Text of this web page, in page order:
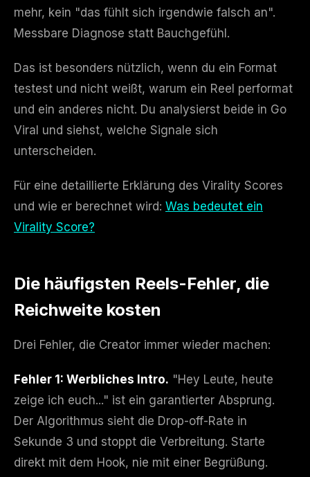
mehr, kein "das fühlt sich irgendwie falsch an".
Messbare Diagnose statt Bauchgefühl.
Das ist besonders nützlich, wenn du ein Format
testest und nicht weißt, warum ein Reel performat
und ein anderes nicht. Du analysierst beide in Go
Viral und siehst, welche Signale sich
unterscheiden.
Für eine detaillierte Erklärung des Virality Scores
und wie er berechnet wird: Was bedeutet ein
Virality Score?
Die häufigsten Reels-Fehler, die
Reichweite kosten
Drei Fehler, die Creator immer wieder machen:
Fehler 1: Werbliches Intro. "Hey Leute, heute
zeige ich euch..." ist ein garantierter Absprung.
Der Algorithmus sieht die Drop-off-Rate in
Sekunde 3 und stoppt die Verbreitung. Starte
direkt mit dem Hook, nie mit einer Begrüßung.